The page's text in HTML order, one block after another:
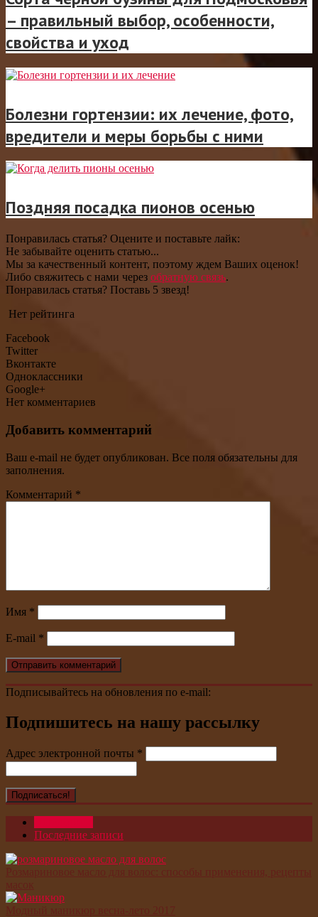
– правильный выбор, особенности,
свойства и уход
Болезни гортензии: их лечение, фото,
вредители и меры борьбы с ними
Поздняя посадка пионов осенью
Понравилась статья? Оцените и поставьте лайк:
Не забывайте оценить статью...
Мы за качественный контент, поэтому ждем Ваших оценок!
Либо свяжитесь с нами через обратную связь.
Понравилась статья? Поставь 5 звезд!
Нет рейтинга
Facebook
Twitter
Вконтакте
Одноклассники
Google+
Нет комментариев
Добавить комментарий
Ваш e-mail не будет опубликован. Все поля обязательны для
заполнения.
Комментарий *
Имя *
E-mail *
Подписывайтесь на обновления по e-mail:
Подпишитесь на нашу рассылку
Адрес электронной почты *
Последние записи
Розмариновое масло для волос: способы применения, рецепты
масок
Модный маникюр весна-лето 2017